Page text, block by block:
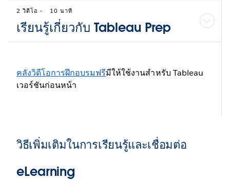
เรียนรู้เกี่ยวกับ Tableau Prep
2 วิดีโอ - 10 นาที
คลังวิดีโอการฝึกอบรมฟรีมีให้ใช้งานสำหรับ Tableau
เวอร์ชันก่อนหน้า
วิธีเพิ่มเติมในการเรียนรู้และเชื่อมต่อ
eLearning